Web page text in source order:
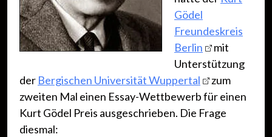
Gödel
Freundeskreis
Berlin
mit
Unterstützung
der Bergischen Universität Wuppertal
zum
zweiten Mal einen Essay-Wettbewerb für einen
Kurt Gödel Preis ausgeschrieben. Die Frage
diesmal: